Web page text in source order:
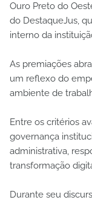
Ouro Preto do
do DestaqueJus,
interno da
As premiações
um reflexo do
ambiente de
Entre os critérios
governança
administrativa,
transformação
Durante seu